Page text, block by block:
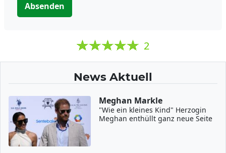
Absenden
2
News Aktuell
Meghan Markle
"Wie ein kleines Kind" Herzogin
Meghan enthüllt ganz neue Seite